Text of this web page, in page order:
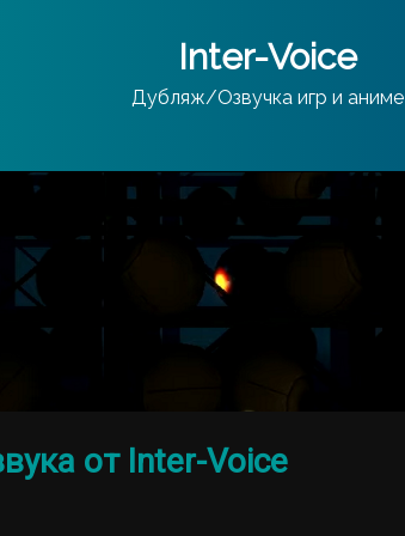
Inter-Voice
Дубляж/Озвучка игр и аниме
от Inter-Voice